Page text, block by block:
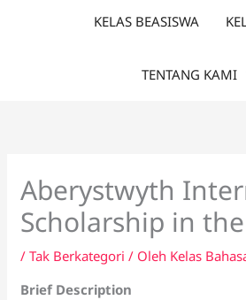
KELAS BEASISWA
TENTANG KAMI
Aberystwyth
Scholarship in
/Tak Berkategori / Oleh Kelas
Brief Description